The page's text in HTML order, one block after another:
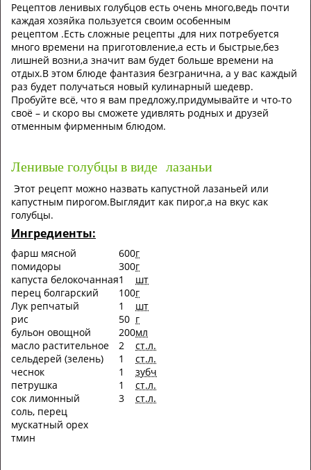
Рецептов ленивых голубцов есть очень много,ведь почти
каждая хозяйка пользуется своим особенным
рецептом .Есть сложные рецепты ,для них потребуется
много времени на приготовление,а есть и быстрые,без
лишней возни,а значит вам будет больше времени на
отдых.В этом блюде фантазия безгранична, а у вас каждый
раз будет получаться новый кулинарный шедевр.
Пробуйте всё, что я вам предложу,придумывайте и что-то
своё – и скоро вы сможете удивлять родных и друзей
отменным фирменным блюдом.
Ленивые голубцы в виде лазаньи
Этот рецепт можно назвать капустной лазаньей или
капустным пирогом.Выглядит как пирог,а на вкус как
голубцы.
Ингредиенты:
фарш мясной 600г
помидоры
300г
капуста белокочанная1
шт
перец болгарский
100г
Лук репчатый
1
шт
рис
50 г
бульон овощной
200мл
масло растительное
2
ст.л.
сельдерей (зелень)
1
ст.л.
чеснок
1
зубч
петрушка
1
ст.л.
сок лимонный
3
ст.л.
соль, перец
мускатный орех
тмин